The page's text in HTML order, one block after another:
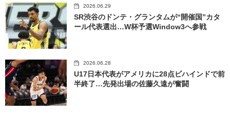
2026.06.29
SR渋谷のドンテ・グランタムが“開催国”カタ
ール代表選出…W杯予選Window3へ参戦
2026.06.28
U17日本代表がアメリカに28点ビハインドで前
半終了…先発出場の佐藤久遠が奮闘